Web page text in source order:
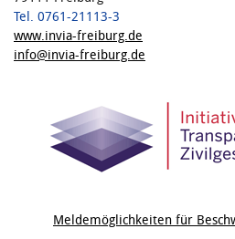
Tel. 0761-21113-3
www.invia-freiburg.de
info@invia-freiburg.de
Meldemöglichkeiten für